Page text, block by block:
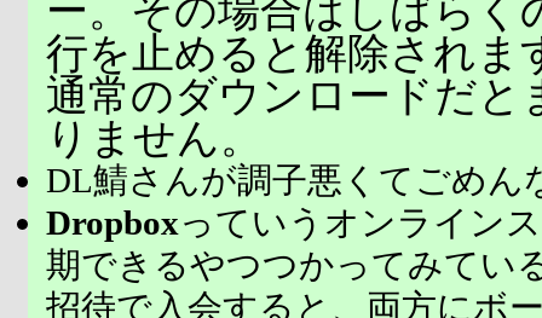
ー。その場合はしばらく
行を止めると解除されま
通常のダウンロードだと
りません。
DL鯖さんが調子悪くてごめん
Dropboxっていうオンライン
期できるやつつかってみてい
招待で入会すると、両方にボ